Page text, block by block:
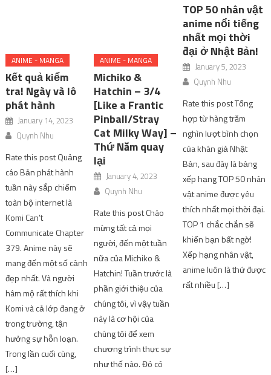
ANIME - MANGA
Kết quả kiểm
tra! Ngày và lô
phát hành
January 14, 2023
Quynh Nhu
Rate this post Quảng
cáo Bản phát hành
tuần này sắp chiếm
toàn bộ internet là
Komi Can’t
Communicate Chapter
379. Anime này sẽ
mang đến một số cảnh
đẹp nhất. Và người
hâm mộ rất thích khi
Komi và cả lớp đang ở
trong trường, tận
hưởng sự hỗn loạn.
Trong lần cuối cùng,
[…]
ANIME - MANGA
Michiko &
Hatchin – 3/4
[Like a Frantic
Pinball/Stray
Cat Milky Way] –
Thứ Năm quay
lại
January 4, 2023
Quynh Nhu
Rate this post Chào
mừng tất cả mọi
người, đến một tuần
nữa của Michiko &
Hatchin! Tuần trước là
phần giới thiệu của
chúng tôi, vì vậy tuần
này là cơ hội của
chúng tôi để xem
chương trình thực sự
như thế nào. Đó có
TOP 50 nhân vật
anime nổi tiếng
nhất mọi thời
đại ở Nhật Bản!
January 5, 2023
Quynh Nhu
Rate this post Tổng
hợp từ hàng trăm
nghìn lượt bình chọn
của khán giả Nhật
Bản, sau đây là bảng
xếp hạng TOP 50 nhân
vật anime được yêu
thích nhất mọi thời đại.
TOP 1 chắc chắn sẽ
khiến bạn bất ngờ!
Xếp hạng nhân vật,
anime luôn là thứ được
rất nhiều […]